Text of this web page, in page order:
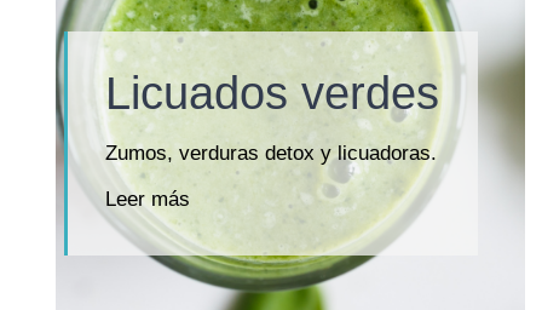
Licuados verdes
Zumos, verduras detox y licuadoras.
Leer más